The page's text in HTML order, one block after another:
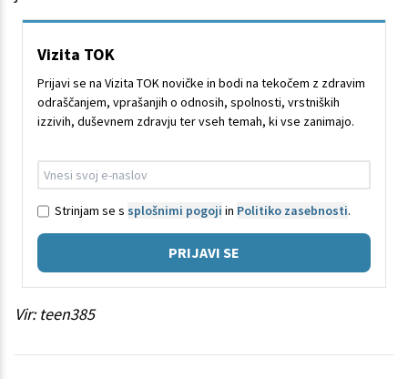
Vizita TOK
Prijavi se na Vizita TOK novičke in bodi na tekočem z zdravim
odraščanjem, vprašanjih o odnosih, spolnosti, vrstniških
izzivih, duševnem zdravju ter vseh temah, ki vse zanimajo.
Strinjam se s splošnimi pogoji in Politiko zasebnosti.
PRIJAVI SE
Vir: teen385